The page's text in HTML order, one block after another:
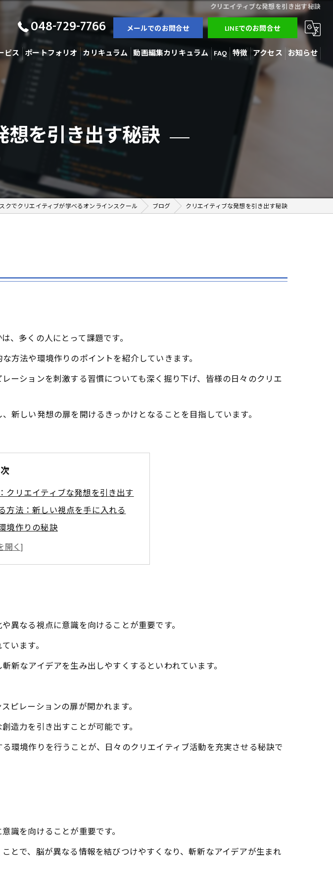
クリエイティブな発想を引き出す秘訣
048-729-7766 メールでのお問合せ LINEでのお問合せ
ビス ポートフォリオ カリキュラム 動画編集カリキュラム FAQ 特徴
3Dモデラー
AI開発
動画編集
在宅勤務
アクセス お知らせ
想を引き出す秘訣
クでクリエイティブが学べるオンラインスクール ブログ クリエイティブな発想を引き出す秘訣
、多くの人にとって課題です。
方法や環境作りのポイントを紹介していきます。
ーションを刺激する習慣についても深く掘り下げ、皆様の日々のクリエ
しい発想の扉を開けるきっかけとなることを目指しています。
クリエイティブな発想を引き出す
方法：新しい視点を手に入れる
境作りの秘訣
る：具体的な実践テクニック
スピレーションを持続させるコツ
る：成功への第一歩
異なる視点に意識を向けることが重要です。
います。
なアイデアを生み出しやすくするといわれています。
ピレーションの扉が開かれます。
造力を引き出すことが可能です。
環境作りを行うことが、日々のクリエイティブ活動を充実させる秘訣で
識を向けることが重要です。
とで、脳が異なる情報を結びつけやすくなり、斬新なアイデアが生まれ